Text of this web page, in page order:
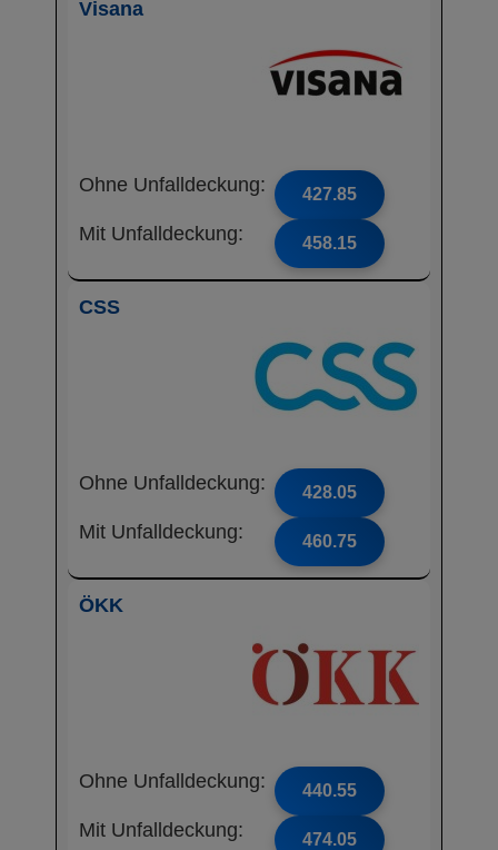
Visana
Ohne Unfalldeckung: 427.85
Mit Unfalldeckung: 458.15
CSS
Ohne Unfalldeckung: 428.05
Mit Unfalldeckung: 460.75
ÖKK
Ohne Unfalldeckung: 440.55
Mit Unfalldeckung: 474.05